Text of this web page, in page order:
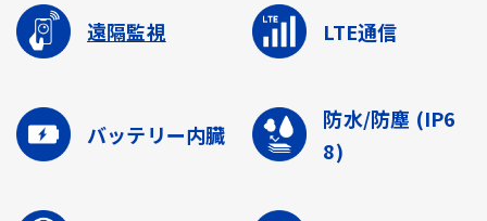
遠隔監視 LTE通信
バッテリー内臓
防水/防塵 (IP6
8)